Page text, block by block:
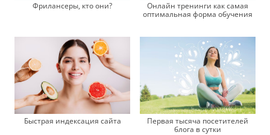
Фрилансеры, кто они?
Онлайн тренинги как самая
оптимальная форма обучения
Быстрая индексация сайта
Первая тысяча посетителей
блога в сутки